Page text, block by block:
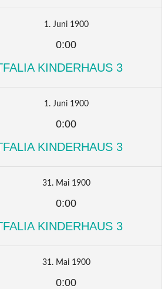
1. Juni 1900
0:00
KINDERHAUS 3
1. Juni 1900
0:00
KINDERHAUS 3
31. Mai 1900
0:00
KINDERHAUS 3
31. Mai 1900
0:00